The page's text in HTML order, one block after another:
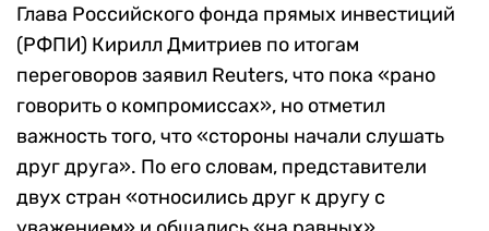
Глава Российского фонда прямых инвестиций
(РФПИ) Кирилл Дмитриев по итогам
переговоров заявил Reuters, что пока «рано
говорить о компромиссах», но отметил
важность того, что «стороны начали слушать
друг друга». По его словам, представители
двух стран «относились друг к другу с